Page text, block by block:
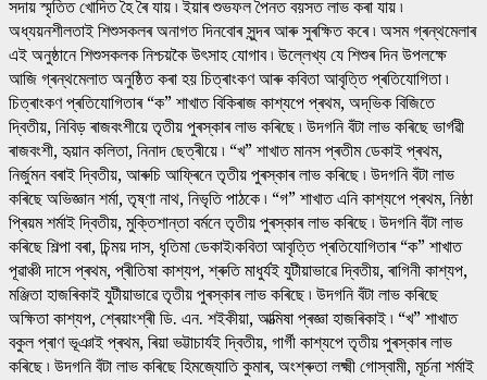
সদায় স্মৃতিত খোদিত হৈ ৰৈ যায় ৷ ইয়াৰ শুভফল পৈনত বয়সত লাভ কৰা যায় ৷
অধ্যয়নশীলতাই শিশুসকলৰ অনাগত দিনবোৰ সুন্দৰ আৰু সুৰক্ষিত কৰে ৷ অসম গ্ৰন্থমেলাৰ
এই অনুষ্ঠানে শিশুসকলক নিশ্চয়কৈ উৎসাহ যোগাব ৷ উল্লেখ্য যে শিশুৰ দিন উপলক্ষে
আজি গ্ৰন্থমেলাত অনুষ্ঠিত কৰা হয় চিত্ৰাংকণ আৰু কবিতা আবৃত্তি প্ৰতিযোগিতা ৷
চিত্ৰাংকণ প্ৰতিযোগিতাৰ “ক” শাখাত বিকিৰাজ কাশ্যপে প্ৰথম, অদ্‌ভিক বিজিতে
দ্বিতীয়, নিবিড় ৰাজবংশীয়ে তৃতীয় পুৰস্কাৰ লাভ কৰিছে ৷ উদগনি বঁটা লাভ কৰিছে ভাৰ্গৱী
ৰাজবংশী, হৃয়ান কলিতা, নিনাদ ছেত্ৰীয়ে ৷ “খ” শাখাত মানস প্ৰতীম ডেকাই প্ৰথম,
নিৰ্জুমন বৰাই দ্বিতীয়, আৰুচি আফ্ৰিনে তৃতীয় পুৰস্কাৰ লাভ কৰিছে ৷ উদগনি বঁটা লাভ
কৰিছে অভিজ্ঞান শৰ্মা, তৃষ্ণা নাথ, নিভৃতি পাঠকে ৷ “গ” শাখাত এনি কাশ্যপে প্ৰথম, নিষ্ঠা
প্ৰিয়ম শৰ্মাই দ্বিতীয়, মুক্তিশান্তা বৰ্মনে তৃতীয় পুৰস্কাৰ লাভ কৰিছে ৷ উদগনি বঁটা লাভ
কৰিছে শিল্পা বৰা, চিন্ময় দাস, ধৃতিমা ডেকাই৷কবিতা আবৃত্তি প্ৰতিযোগিতাৰ “ক” শাখাত
পূৱাঞ্চী দাসে প্ৰথম, প্ৰীতিষা কাশ্যপ, শ্ৰুতি মাধুৰ্যই যুটীয়াভাৱে দ্বিতীয়, ৰাগিনী কাশ্যপ,
মঞ্জিতা হাজৰিকাই যুটীয়াভাৱে তৃতীয় পুৰস্কাৰ লাভ কৰিছে ৷ উদগনি বঁটা লাভ কৰিছে
অক্ষিতা কাশ্যপ, শ্ৰেয়াংশ্ৰী ডি. এন. শইকীয়া, আত্মিষা প্ৰজ্ঞা হাজৰিকাই ৷ “খ” শাখাত
বকুল প্ৰাণ ভূঞাই প্ৰথম, ৰিয়া ভট্টাচাৰ্যই দ্বিতীয়, গাৰ্গী কাশ্যপে তৃতীয় পুৰস্কাৰ লাভ
কৰিছে ৷ উদগনি বঁটা লাভ কৰিছে হিমজ্যোতি কুমাৰ, অংশ্ৰুতা লক্ষ্মী গোস্বামী, মূৰ্চনা শৰ্মাই